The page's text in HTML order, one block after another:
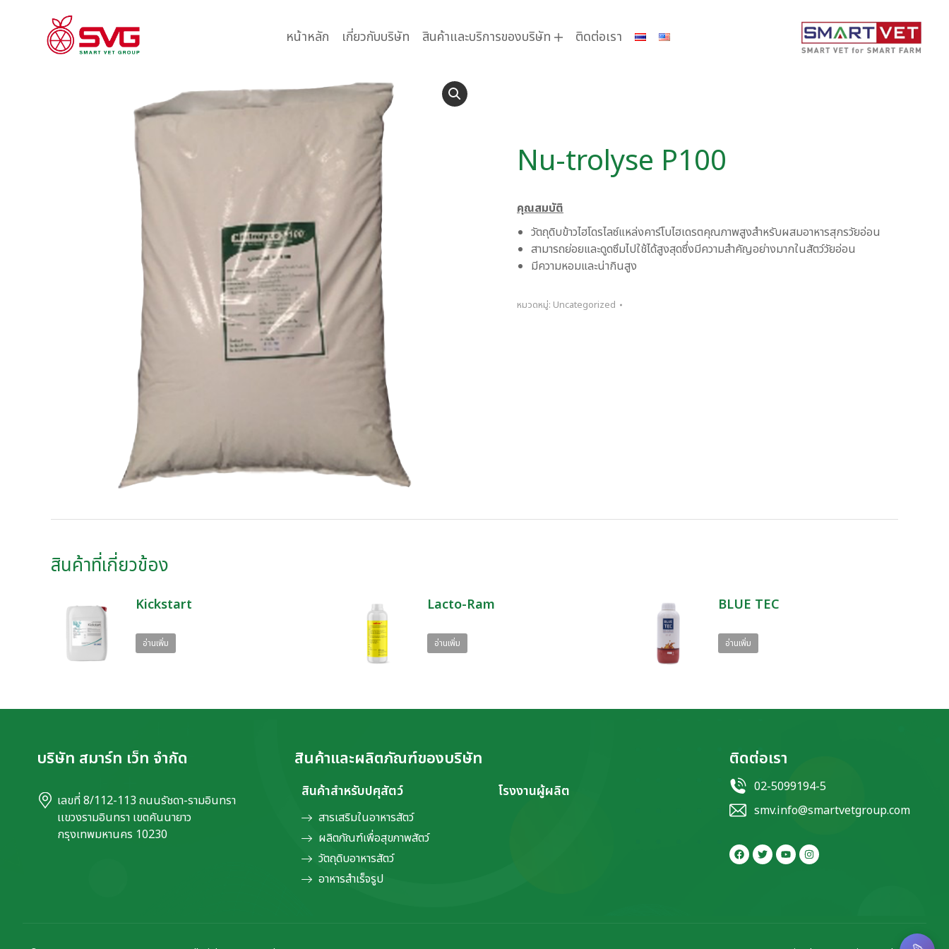
หน้าหลัก เกี่ยวกับบริษัท สินค้าและบริการของบริษัท ติดต่อเรา
Nu-trolyse P100
คุณสมบัติ
วัตถุดิบข้าวไฮโดรไลซ์แหล่งคาร์โบไฮเดรตคุณภาพสูงสำหรับผสมอาหารสุกรวัยอ่อน
สามารถย่อยและดูดซึมไปใช้ได้สูงสุดซึ่งมีความสำคัญอย่างมากในสัตว์วัยอ่อน
มีความหอมและน่ากินสูง
หมวดหมู่: Uncategorized
สินค้าที่เกี่ยวข้อง
Kickstart
อ่านเพิ่ม
Lacto-Ram
อ่านเพิ่ม
BLUE TEC
อ่านเพิ่ม
บริษัท สมาร์ท เว็ท จำกัด
เลขที่ 8/112-113 ถนนรัชดา-รามอินทรา
เเขวงรามอินทรา เขตคันนายาว
กรุงเทพมหานคร 10230
สินค้าและผลิตภัณฑ์ของบริษัท
สินค้าสำหรับปศุสัตว์
สารเสริมในอาหารสัตว์
ผลิตภัณฑ์เพื่อสุขภาพสัตว์
วัตถุดิบอาหารสัตว์
อาหารสำเร็จรูป
โรงงานผู้ผลิต
ติดต่อเรา
02-5099194-5
smv.info@smartvetgroup.com